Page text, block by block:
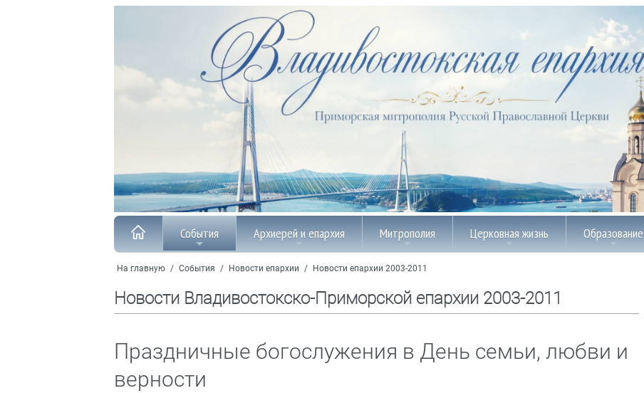
События Архиерей и епархия Митрополия Церковная жизнь Образование
На главную / События / Новости епархии / Новости епархии 2003-2011
Новости Владивостокско-Приморской епархии 2003-2011
Праздничные богослужения в День семьи, любви и
верности